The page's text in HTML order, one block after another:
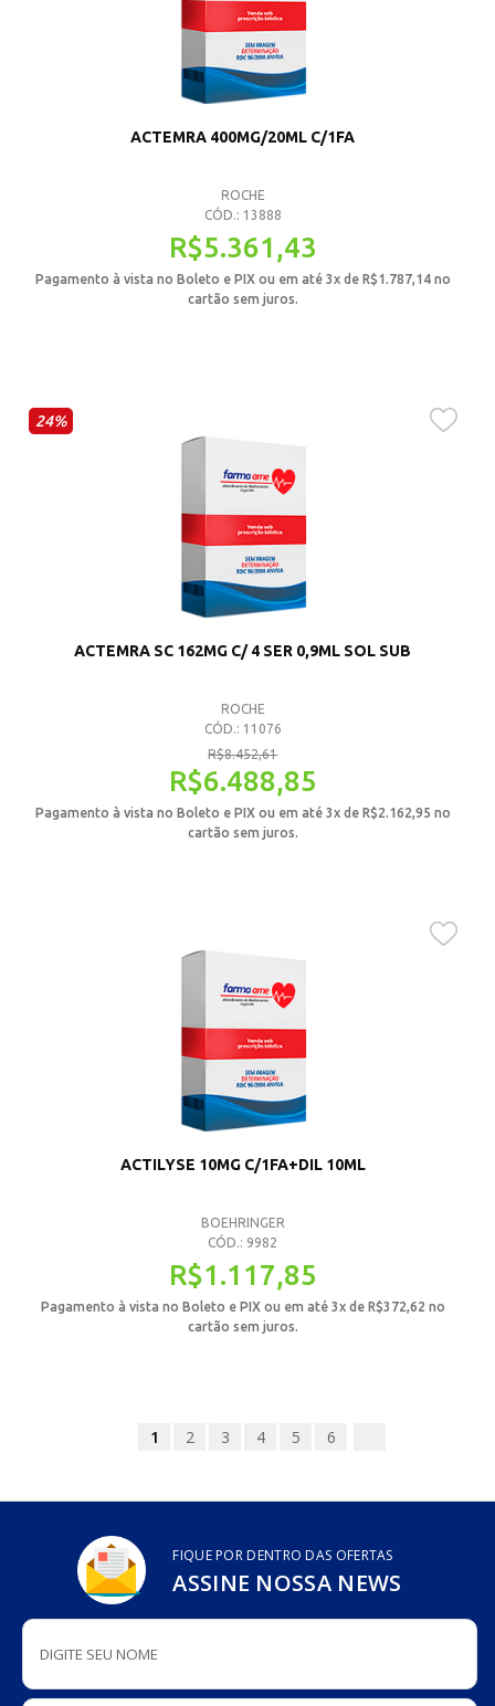
ACTEMRA 400MG/20ML C/1FA
ROCHE
CÓD.: 13888
R$5.361,43
Pagamento à vista no Boleto e PIX ou em até 3x de R$1.787,14no
cartão sem juros.
24%
ACTEMRA SC 162MG C/ 4 SER 0,9ML SOL SUB
ROCHE
CÓD.: 11076
R$8.452,61
R$6.488,85
Pagamento à vista no Boleto e PIX ou em até 3x de R$2.162,95 no
cartão sem juros.
ACTILYSE 10MG C/1FA+DIL 10ML
BOEHRINGER
CÓD.: 9982
R$1.117,85
Pagamento à vista no Boleto e PIX ou em até 3x de R$372,62 no
cartão sem juros.
1 2 3 4 5 6
FIQUE POR DENTRO DAS OFERTAS
ASSINE NOSSA NEWS